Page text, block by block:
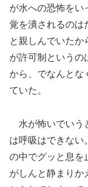
が水への恐怖をい
覚を潰されるのは
と親しんでいたか
が許可制というの
から、でなんとな
ていた。
水が怖いでいう
は呼吸はできない
の中でグッと息を
がしんと静まりか